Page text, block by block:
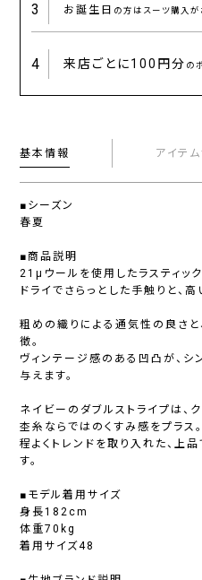
3 お誕生日 の方はスーツ購入が
4 来店ごとに100円分 の
基本情報 アイテ
■シーズン
春夏
■商品説明
21μウールを使用したラスティック
ドライでさらっとした手触りと、
粗めの織りによる通気性の良さ
徴。
ヴィンテージ感のある凹凸が、
与えます。
ネイビーのダブルストライプは、
杢糸ならではのくすみ感をプラス。
程よくトレンドを取り入れた、上
す。
■モデル着用サイズ
身長182cm
体重70kg
着用サイズ48